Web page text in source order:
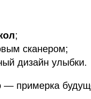
;
сканером;
дизайн улыбки.
— примерка